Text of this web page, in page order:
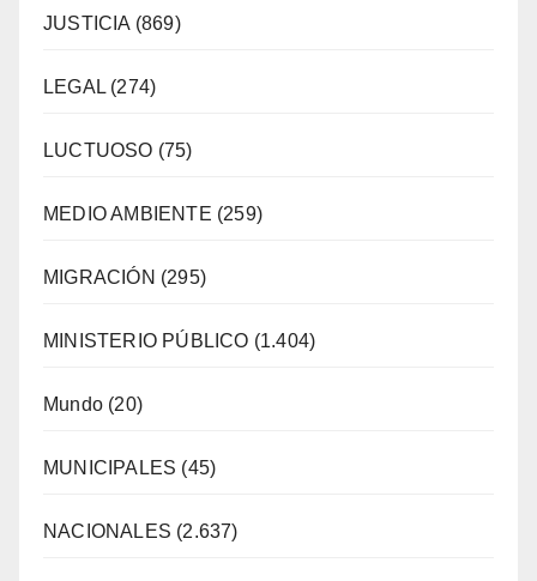
JUSTICIA (869)
LEGAL (274)
LUCTUOSO (75)
MEDIO AMBIENTE (259)
MIGRACIÓN (295)
MINISTERIO PÚBLICO (1.404)
Mundo (20)
MUNICIPALES (45)
NACIONALES (2.637)